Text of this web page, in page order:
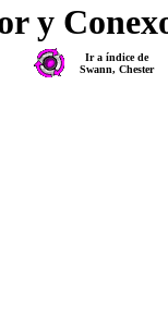
y
Ir a índice de
Swann, Chester